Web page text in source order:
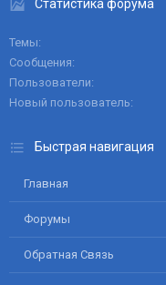
Статистика форума
Темы
Сообщения
Пользователи
Новый пользователь
Быстрая навигация
Главная
Форумы
Обратная Связь